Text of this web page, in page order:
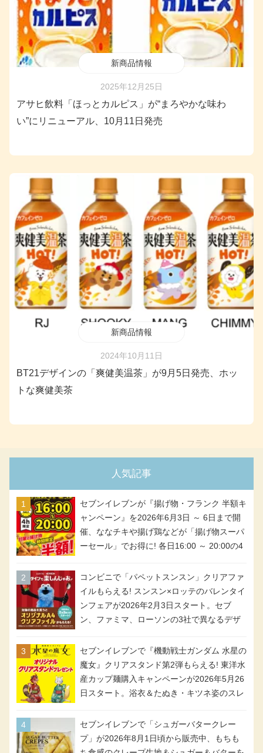
新商品情報
2025年12月25日
アサヒ飲料「ほっとカルピス」が“まろやかな味わ
い”にリニューアル、10月11日発売
新商品情報
2024年10月11日
BT21デザインの「爽健美温茶」が9月5日発売、ホッ
トな爽健美茶
人気記事
セブンイレブンが『揚げ物・フランク 半額キ
ャンペーン』を2026年6月3日 ～ 6日まで開
催、ななチキや揚げ鶏などが「揚げ物スーパ
ーセール」でお得に! 各日16:00 ～ 20:00の4
アメリカンドッグが税抜き69円!
コンビニで「パペットスンスン」クリアファ
イルもらえる! スンスン×ロッテのバレンタイ
ンフェアが2026年2月3日スタート。セブ
ン、ファミマ、ローソンの3社で異なるデザ
セブンイレブンで『機動戦士ガンダム 水星の
魔女』クリアスタンド第2弾もらえる! 東洋水
産カップ麺購入キャンペーンが2026年5月26
日スタート。浴衣＆たぬき・キツネ姿のスレ
号・5号) / シャディクが全6種のクリアスタ
ンドになって登場!
セブンイレブンで「シュガーバタークレー
プ」が2026年8月1日頃から販売中、もちも